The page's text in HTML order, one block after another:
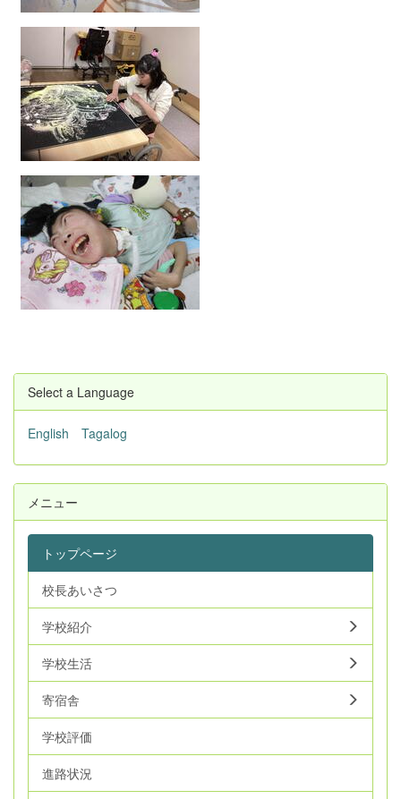
Select a Language
English Tagalog
メニュー
トップページ
校長あいさつ
学校紹介
学校生活
寄宿舎
学校評価
進路状況